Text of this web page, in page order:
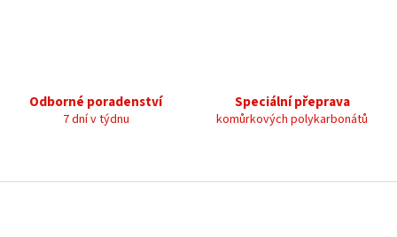
Odborné poradenství
7 dní v týdnu
Speciální přeprava
komůrkových polykarbonátů